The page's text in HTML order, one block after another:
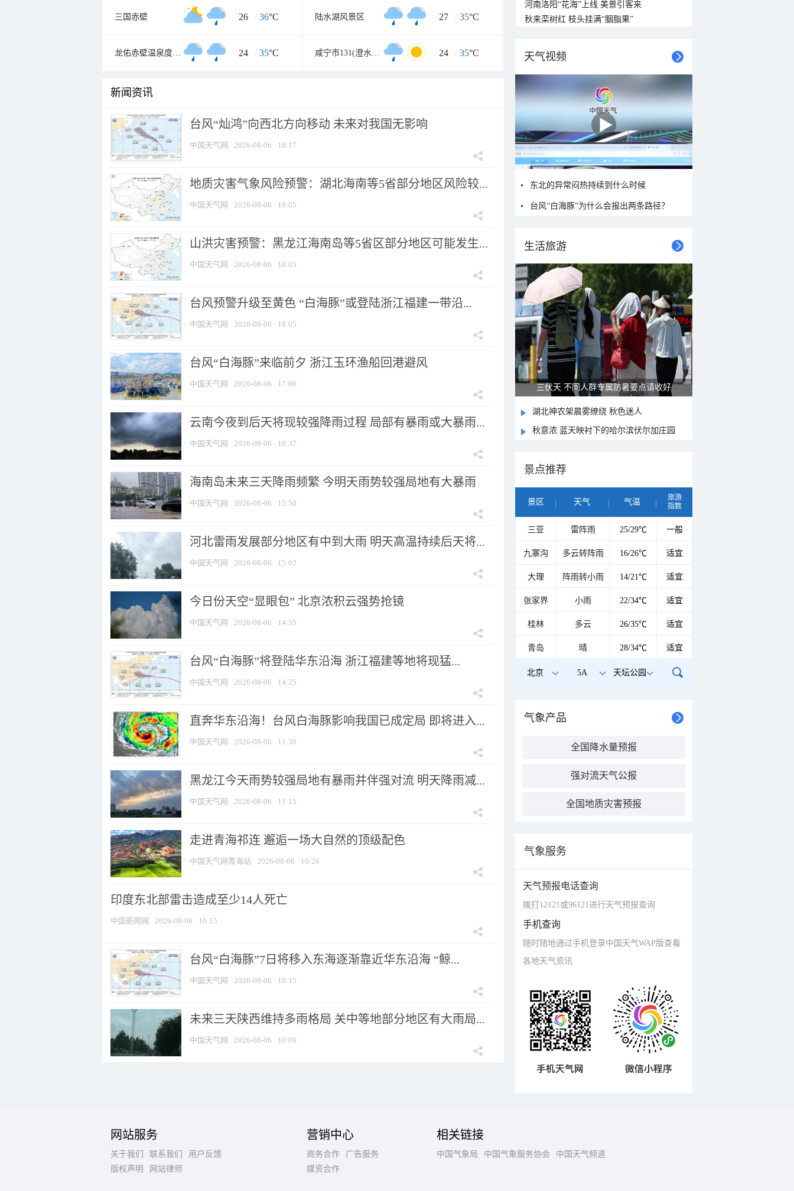
三国赤壁 26 / 36°C 陆水湖风景区 27 / 35°C
龙佑赤壁温泉度假区 24 / 35°C 咸宁市131(澄水洞旅游区 24 / 35°C
新闻资讯
台风“灿鸿”向西北方向移动 未来对我国无影响
中国天气网 2026-08-06 18:17
地质灾害气象风险预警：湖北海南等5省部分地区风险较...
中国天气网 2026-08-06 18:05
山洪灾害预警：黑龙江海南岛等5省区部分地区可能发生...
中国天气网 2026-08-06 18:05
台风预警升级至黄色 “白海豚”或登陆浙江福建一带沿...
中国天气网 2026-08-06 18:05
台风“白海豚”来临前夕 浙江玉环渔船回港避风
中国天气网 2026-08-06 17:06
云南今夜到后天将现较强降雨过程 局部有暴雨或大暴雨...
中国天气网 2026-08-06 16:37
海南岛未来三天降雨频繁 今明天雨势较强局地有大暴雨
中国天气网 2026-08-06 15:50
河北雷雨发展部分地区有中到大雨 明天高温持续后天将...
中国天气网 2026-08-06 15:02
今日份天空“显眼包” 北京浓积云强势抢镜
中国天气网 2026-08-06 14:35
台风“白海豚”将登陆华东沿海 浙江福建等地将现猛...
中国天气网 2026-08-06 14:25
直奔华东沿海！台风白海豚影响我国已成定局 即将进入...
中国天气网 2026-08-06 11:30
黑龙江今天雨势较强局地有暴雨并伴强对流 明天降雨减...
中国天气网 2026-08-06 11:15
走进青海祁连 邂逅一场大自然的顶级配色
中国天气网青海站 2026-08-06 10:26
印度东北部雷击造成至少14人死亡
中国新闻网 2026-08-06 10:15
台风“白海豚”7日将移入东海逐渐靠近华东沿海 “鲸...
中国天气网 2026-08-06 10:15
未来三天陕西维持多雨格局 关中等地部分地区有大雨局...
中国天气网 2026-08-06 10:09
河南洛阳“花海”上线 美景引客来
秋来栾树红 枝头挂满“胭脂果”
天气视频
东北的异常闷热持续到什么时候
台风“白海豚”为什么会报出两条路径？
生活旅游
三伏天 不同人群专属防暑要点请收好
湖北神农架晨雾缭绕 秋色迷人
秋意浓 蓝天映衬下的哈尔滨伏尔加庄园
景点推荐
景区 天气 气温
旅游
指数
三亚 雷阵雨 25/29℃ 一般
九寨沟 多云转阵雨 16/26℃ 适宜
大理 阵雨转小雨 14/21℃ 适宜
张家界 小雨 22/34℃ 适宜
桂林 多云 26/35℃ 适宜
青岛 晴 28/34℃ 适宜
北京 5A 天坛公园
气象产品
全国降水量预报
强对流天气公报
全国地质灾害预报
气象服务
天气预报电话查询
拨打12121或96121进行天气预报查询
手机查询
随时随地通过手机登录中国天气WAP版查看
各地天气资讯
网站服务
关于我们 联系我们
用户反馈
版权声明
网站律师
营销中心
商务合作
广告服务
媒资合作
相关链接
中国气象局 中国气象服务协会 中国天气频道